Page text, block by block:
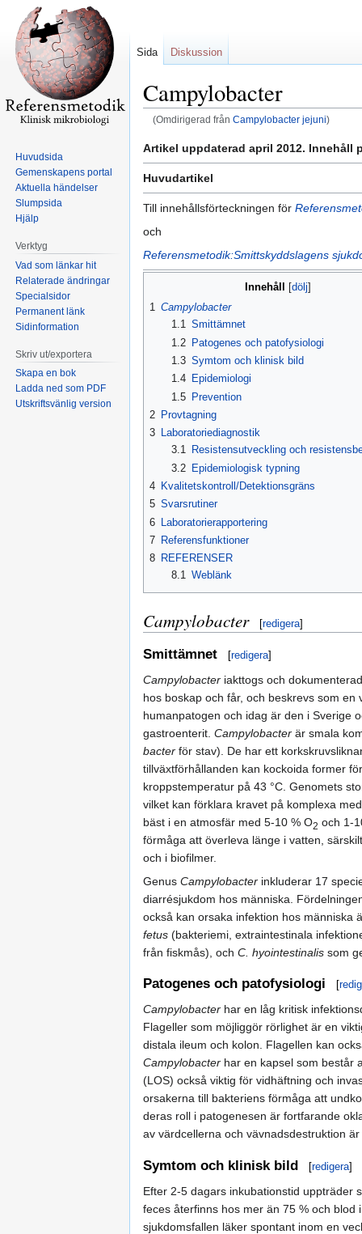
Campylobacter
(Omdirigerad från Campylobacter jejuni)
Hoppa
till
navigering
Hoppa
till
sök
Artikel uppdaterad april 2012. Innehåll
Huvudartikel
Till innehållsförteckningen för
och
Referensmetodik:Smittskyddslagens
Innehåll
1 Campylobacter
1.1 Smittämnet
1.2
Patogenes och patofysiologi
1.3 Symtom och klinisk bild
1.4
Epidemiologi
1.5 Prevention
2 Provtagning
3 Laboratoriediagnostik
3.1
Resistensutveckling och
3.2 Epidemiologisk typning
4 Kvalitetskontroll/Detektionsgräns
5 Svarsrutiner
6 Laboratorierapportering
7 Referensfunktioner
8 REFERENSER
8.1 Weblänk
Campylobacter [redigera]
Smittämnet [redigera]
Campylobacter iakttogs och
hos boskap och får, och beskrevs som
humanpatogen och idag är den i Sverige
gastroenterit. Campylobacter är smala
bacter för stav). De har ett
tillväxtförhållanden kan kockoida former
kroppstemperatur på 43 °C. Genomets
vilket kan förklara kravet på komplexa
bäst i en atmosfär med 5-10 % O2 och 1-
förmåga att överleva länge i vatten,
och i biofilmer.
Genus Campylobacter inkluderar 17
diarrésjukdom hos människa.
också kan orsaka infektion hos människa
fetus (bakteriemi, extraintestinala
från fiskmås), och C. hyointestinalis som
Patogenes och patofysiologi [
Campylobacter har en låg kritisk
Flageller som möjliggör rörlighet är en
distala ileum och kolon. Flagellen kan
Campylobacter har en kapsel som består
(LOS) också viktig för vidhäftning och
orsakerna till bakteriens förmåga att
deras roll i patogenesen är fortfarande
av värdcellerna och vävnadsdestruktion
Symtom och klinisk bild [redigera]
Efter 2-5 dagars inkubationstid uppträder
feces återfinns hos mer än 75 % och blod
sjukdomsfallen läker spontant inom en
Sida Diskussion
Huvudsida
Gemenskapens portal
Aktuella händelser
Slumpsida
Hjälp
Verktyg
Vad som länkar hit
Relaterade ändringar
Specialsidor
Permanent länk
Sidinformation
Skriv ut/exportera
Skapa en bok
Ladda ned som PDF
Utskriftsvänlig version